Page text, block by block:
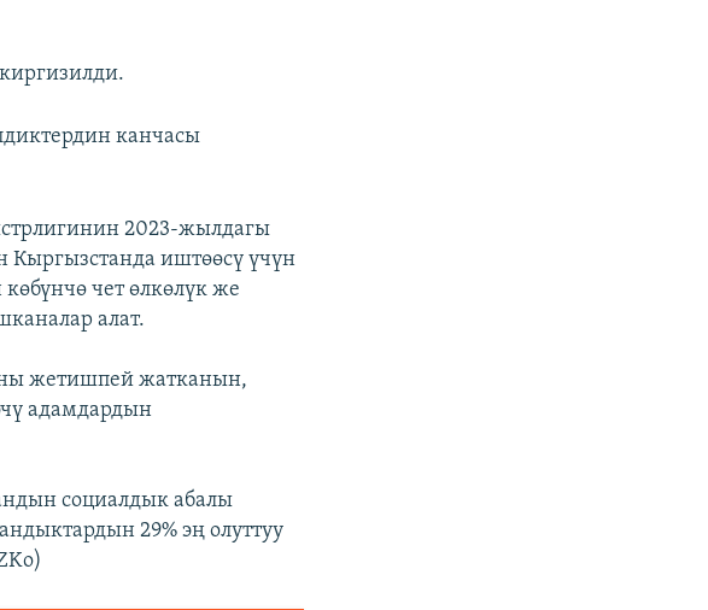
канчасы
2023-жылдагы
Кыргызстанда иштөөсү үчүн
чет өлкөлүк же
алат.
жетишпей жатканын,
адамдардын
социалдык абалы
29% эң олуттуу